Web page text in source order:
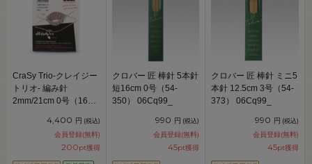
CraSy Trio-クレイジー
トリオ- 編み針
2mm/21cm 0号（160-
4,400 円 (税込)
会員登録(無料)
200pt獲得
クロバー 匠 棒針 5本針
短16cm 0号（54-
350） 06Cq99_
990 円 (税込)
会員登録(無料)
45pt獲得
クロバー 匠 棒針 ミニ5
本針 12.5cm 3号（54-
373） 06Cq99_
990 円 (税込)
会員登録(無料)
45pt獲得